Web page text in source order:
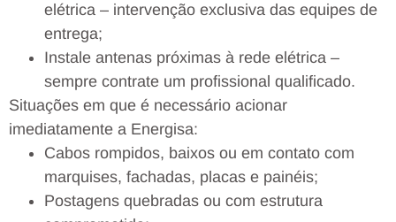
elétrica – intervenção exclusiva das equipes de
entrega;
Instale antenas próximas à rede elétrica –
sempre contrate um profissional qualificado.
Situações em que é necessário acionar
imediatamente a Energisa:
Cabos rompidos, baixos ou em contato com
marquises, fachadas, placas e painéis;
Postagens quebradas ou com estrutura